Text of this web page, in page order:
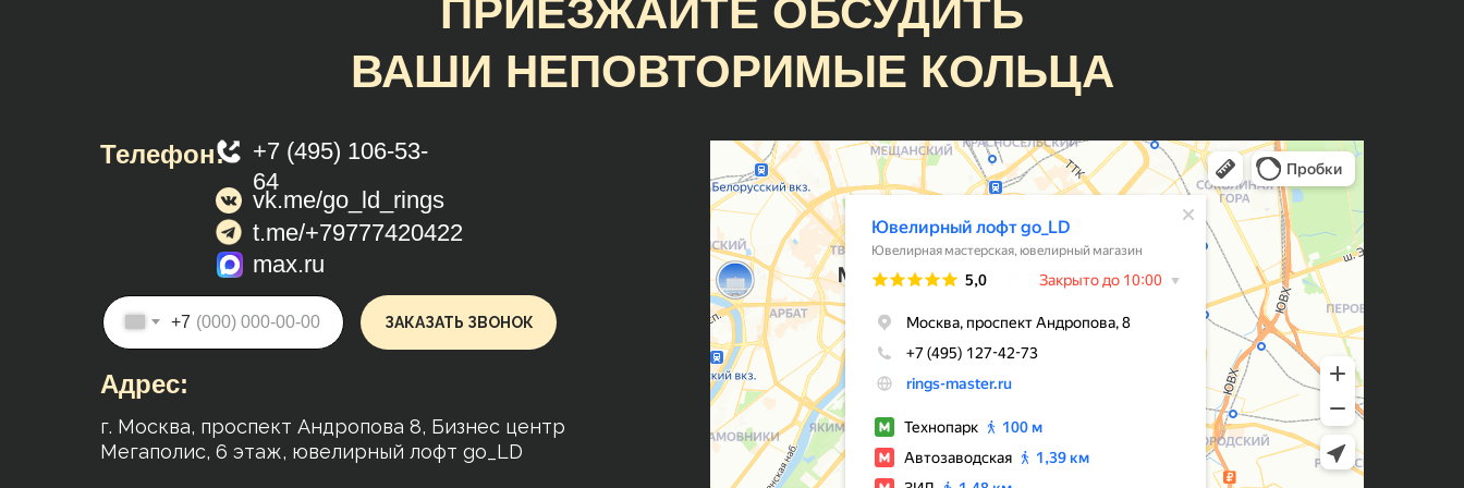
Замечательное предприятие с
прекрасными людьми и очень
интересной продукцией. Случайно
наткнулся на образец кольца и
лучше ничего не нашёл. Сделали
очень красиво, аккуратно, точно по
размеру и гораздо раньше
оговорённого срока. Молодцы!
Кольца классные, причем, делают
оперативно, есть своя система
лояльности и скидок, что весьма
приятно) Мне на помолвку
молодой человек заказывал
кольцо, но немного не попал в
размер. Сотрудники подогнали
кольцо под размер - это входит в
ПРИЕЗЖАЙТЕ ОБСУДИТЬ
ВАШИ НЕПОВТОРИМЫЕ КОЛЬЦА
Телефон:
+7 (495) 106-53-
64
vk.me/go_ld_rings
Адрес:
г. Москва, проспект Андропова 8, Бизнес центр
Мегаполис, 6 этаж, ювелирный лофт go_LD
t.me/+79777420422
max.ru
+7 ЗАКАЗАТЬ ЗВОНОК